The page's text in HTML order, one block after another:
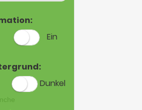
Ein
Dunkel